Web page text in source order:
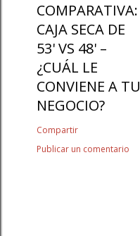
COMPARATIVA:
CAJA SECA DE
53' VS 48' –
¿CUÁL LE
CONVIENE A TU
NEGOCIO?
Compartir
Publicar un comentario